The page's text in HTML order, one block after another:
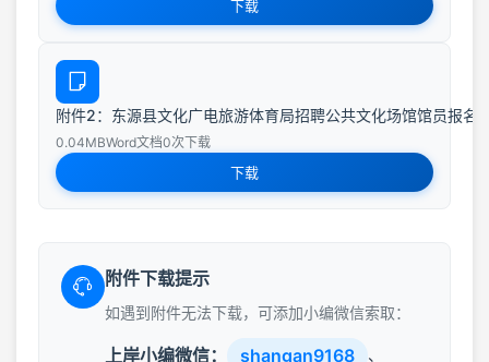
下载
附件2：东源县文化广电旅游体育局招聘公共文化场馆馆员报名
0.04MBWord文档0次下载
下载
附件下载提示
如遇到附件无法下载，可添加小编微信索取：
上岸小编微信： shangan9168 、